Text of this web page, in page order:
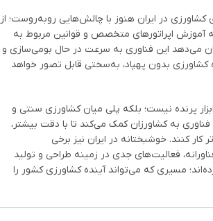
کشاورزی در ایران هنوز با چالش‌هایی روبه‌روست؛ از
آموزش اپراتورهای متخصص و قوانین مربوط به
می‌دهد این فناوری به سرعت در حال بومی‌سازی و
بدون پهپاد، به‌سختی قابل تصور خواهد
پرنده نیست؛ بلکه پلی میان کشاورزی سنتی و
به کشاورزان کمک می‌کند تا با دقت بیشتر،
کار کنند. خوشبختانه در ایران نیز برخی
فعالیت‌های جدی در زمینه طراحی و تولید
مسیری که می‌تواند آینده کشاورزی کشور را